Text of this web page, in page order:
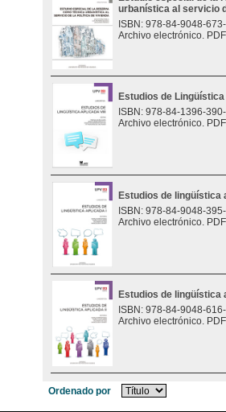
urbanística al servicio
ISBN: 978-84-9048-
Archivo electrónico.
Estudios de
ISBN: 978-84-1396-
Archivo electrónico.
Estudios de lingüística
ISBN: 978-84-9048-
Archivo electrónico.
Estudios de lingüística
ISBN: 978-84-9048-
Archivo electrónico.
Ordenado por